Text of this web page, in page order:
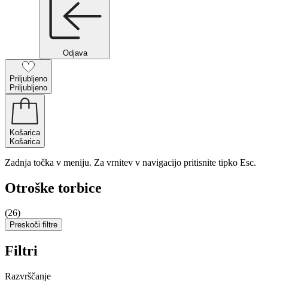
Odjava
Priljubljeno
Priljubljeno
Košarica
Košarica
Zadnja točka v meniju. Za vrnitev v navigacijo pritisnite tipko Esc.
Otroške torbice
(26)
Preskoči filtre
Filtri
Razvrščanje